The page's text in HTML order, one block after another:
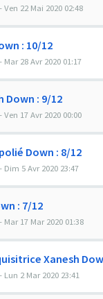
- Ven 22 Mai 2020 02:48
: 10/12
- Mar 28 Avr 2020 01:17
Down : 9/12
- Ven 17 Avr 2020 00:00
Down : 8/12
- Dim 5 Avr 2020 23:47
: 7/12
- Mar 17 Mar 2020 01:38
Xanesh
- Lun 2 Mar 2020 23:41